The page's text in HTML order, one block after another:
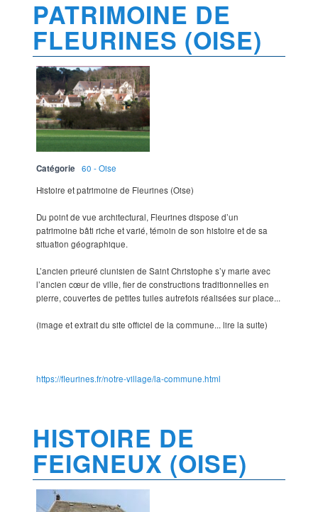
PATRIMOINE DE
FLEURINES (OISE)
Catégorie
60 - Oise
Histoire et patrimoine de Fleurines (Oise)
Du point de vue architectural, Fleurines dispose d’un
patrimoine bâti riche et varié, témoin de son histoire et de sa
situation géographique.
L’ancien prieuré clunisien de Saint Christophe s’y marie avec
l’ancien cœur de ville, fier de constructions traditionnelles en
pierre, couvertes de petites tuiles autrefois réalisées sur place...
(image et extrait du site officiel de la commune... lire la suite)
https://fleurines.fr/notre-village/la-commune.html
HISTOIRE DE
FEIGNEUX (OISE)